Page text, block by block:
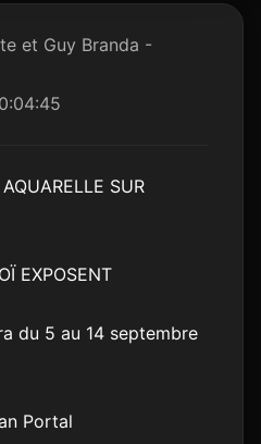
et Guy Branda -
SUR
EXPOSENT
du 5 au 14 septembre
Portal